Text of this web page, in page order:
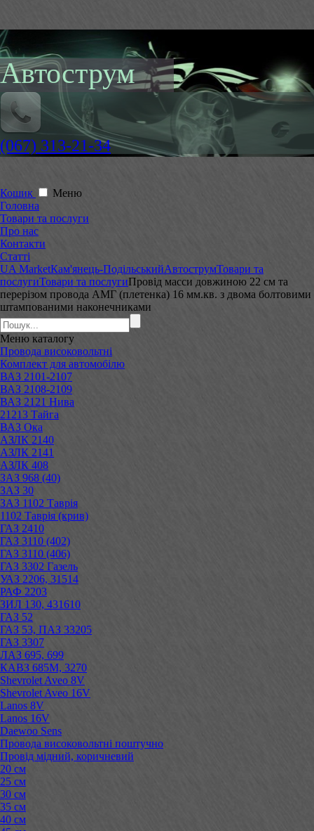
Автострум
(067) 313-21-34
Кошик
Меню
Головна
Товари та послуги
Про нас
Контакти
Статті
UA MarketКам'янець-ПодільськийАвтострумТовари та
послугиТовари та послугиПровід масси довжиною 22 см та
перерізом провода АМГ (плетенка) 16 мм.кв. з двома болтовими
штампованими наконечниками
Меню каталогу
Провода високовольтні
Комплект для автомобілю
ВАЗ 2101-2107
ВАЗ 2108-2109
ВАЗ 2121 Нива
21213 Тайга
ВАЗ Ока
АЗЛК 2140
АЗЛК 2141
АЗЛК 408
ЗАЗ 968 (40)
ЗАЗ 30
ЗАЗ 1102 Таврія
1102 Таврія (крив)
ГАЗ 2410
ГАЗ 3110 (402)
ГАЗ 3110 (406)
ГАЗ 3302 Газель
УАЗ 2206, 31514
РАФ 2203
ЗИЛ 130, 431610
ГАЗ 52
ГАЗ 53, ПАЗ 33205
ГАЗ 3307
ЛАЗ 695, 699
КАВЗ 685М, 3270
Shevrolet Aveo 8V
Shevrolet Aveo 16V
Lanos 8V
Lanos 16V
Daewoo Sens
Провода високовольтні поштучно
Провід мідний, коричневий
20 см
25 см
30 см
35 см
40 см